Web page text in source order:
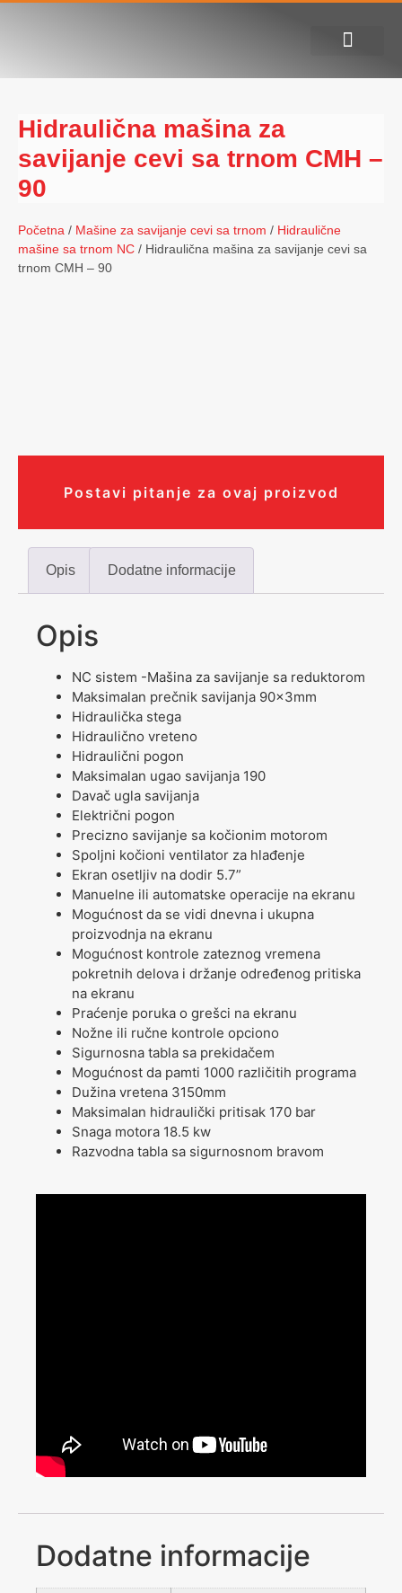
Hidraulična mašina za
savijanje cevi sa trnom CMH –
90
Početna / Mašine za savijanje cevi sa trnom / Hidraulične
mašine sa trnom NC / Hidraulična mašina za savijanje cevi sa
trnom CMH – 90
Postavi pitanje za ovaj proizvod
Opis Dodatne informacije
Opis
NC sistem -Mašina za savijanje sa reduktorom
Maksimalan prečnik savijanja 90x3mm
Hidraulička stega
Hidraulično vreteno
Hidraulični pogon
Maksimalan ugao savijanja 190
Davač ugla savijanja
Električni pogon
Precizno savijanje sa kočionim motorom
Spoljni kočioni ventilator za hlađenje
Ekran osetljiv na dodir 5.7”
Manuelne ili automatske operacije na ekranu
Mogućnost da se vidi dnevna i ukupna
proizvodnja na ekranu
Mogućnost kontrole zateznog vremena
pokretnih delova i držanje određenog pritiska
na ekranu
Praćenje poruka o grešci na ekranu
Nožne ili ručne kontrole opciono
Sigurnosna tabla sa prekidačem
Mogućnost da pamti 1000 različitih programa
Dužina vretena 3150mm
Maksimalan hidraulički pritisak 170 bar
Snaga motora 18.5 kw
Razvodna tabla sa sigurnosnom bravom
Dodatne informacije